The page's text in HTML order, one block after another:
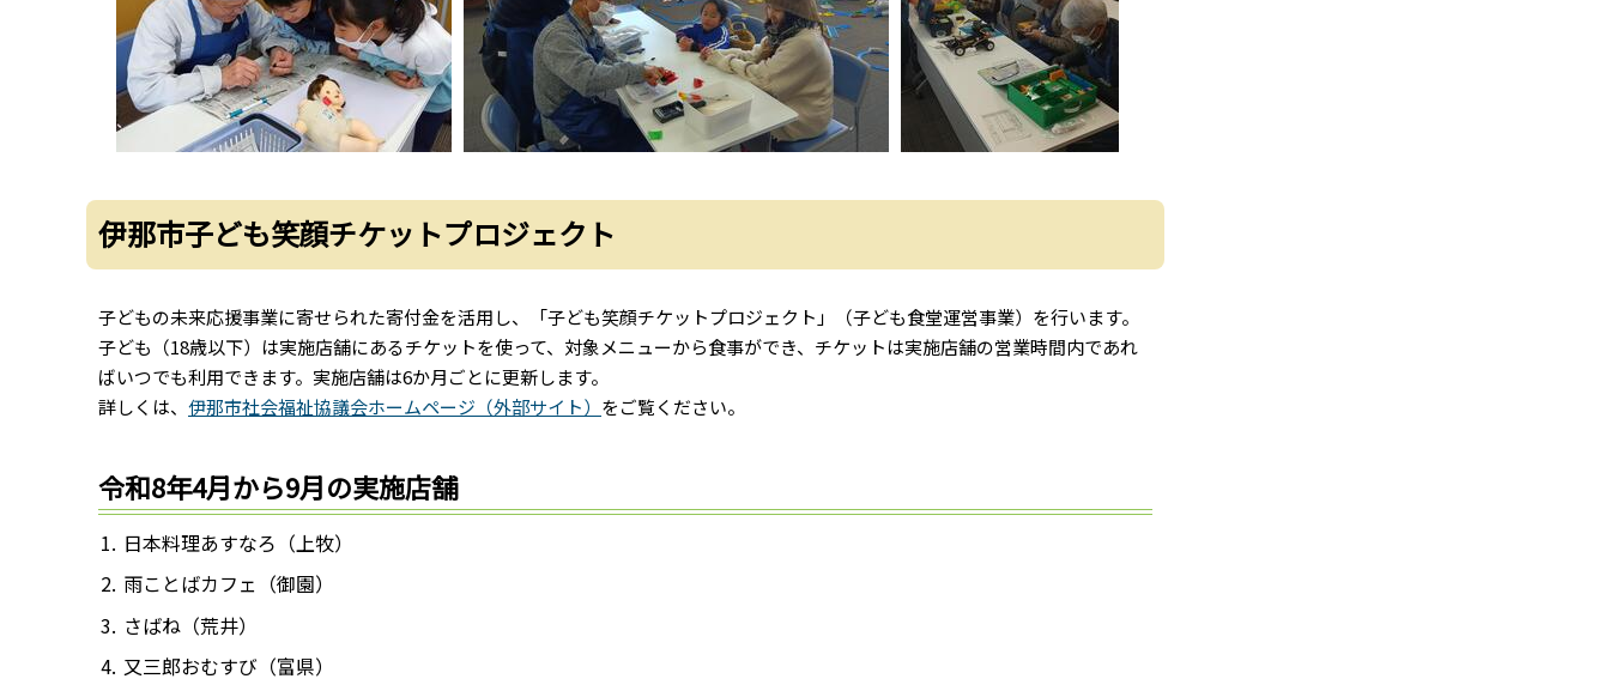
伊那市子ども笑顔チケットプロジェクト
子どもの未来応援事業に寄せられた寄付金を活用し、「子ども笑顔チケットプロジェクト」（子ども食堂運営事業）を行います。
子ども（18歳以下）は実施店舗にあるチケットを使って、対象メニューから食事ができ、チケットは実施店舗の営業時間内であれ
ばいつでも利用できます。実施店舗は6か月ごとに更新します。
詳しくは、 伊那市社会福祉協議会ホームページ（外部サイト） をご覧ください。
令和8年4月から9月の実施店舗
日本料理あすなろ（上牧）
雨ことばカフェ（御園）
さばね（荒井）
又三郎おむすび（富県）